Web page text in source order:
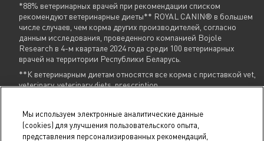
*88% ветеринарных врачей при рекомендации списком
рекомендуют ветеринарные диеты** ROYAL CANIN® в большем
числе случаев, чем корма других производителей, согласно
данным исследования, проведенного компанией Bojole
Research в 4-м квартале 2024 года среди 100 ветеринарных
врачей на территории Республики Беларусь.
**К ветеринарным диетам относятся все корма с приставкой vet,
veterinary, veterinary diets, prescription
Указанные контакты ( +375 29 604 86 86,info@royalcanin.by) являются в том
числе контактами для связи по вопросам обращения покупателей о
Мы используем электронные аналитические данные
(cookies) для улучшения пользовательского опыта,
представления персонализированных рекомендаций,